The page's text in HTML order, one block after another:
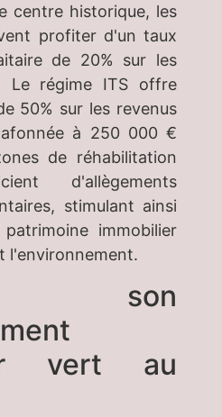
centre historique, les
profiter d'un taux
de 20% sur les
Le régime ITS offre
50% sur les revenus
à 250 000 €
de réhabilitation
d'allègements
stimulant ainsi
immobilier
l'environnement.
son
vert au